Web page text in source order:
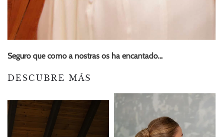
Seguro que como a nostras os ha encantado…
DESCUBRE MÁS